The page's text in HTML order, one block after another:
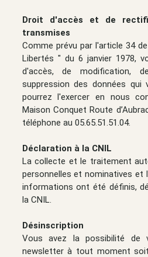
Droit d'accès et de
transmises
Comme prévu par l'article 34
Libertés " du 6 janvier 1978,
d'accès, de modification,
suppression des données qui
pourrez l'exercer en nous
Maison Conquet Route
téléphone au 05.65.51.51.04.
Déclaration à la CNIL
La collecte et le traitement
personnelles et nominatives et
informations ont été définis,
la CNIL.
Désinscription
Vous avez la possibilité de
newsletter à tout moment